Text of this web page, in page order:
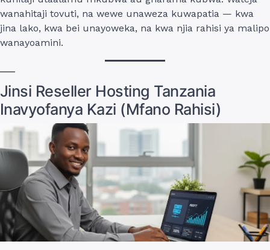
wanahitaji tovuti, na wewe unaweza kuwapatia — kwa
jina lako, kwa bei unayoweka, na kwa njia rahisi ya malipo
wanayoamini.
Jinsi Reseller Hosting Tanzania
Inavyofanya Kazi (Mfano Rahisi)